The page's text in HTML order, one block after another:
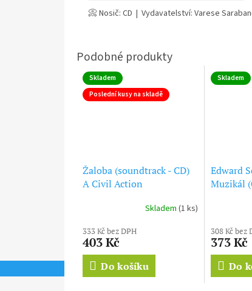
📀 Nosič: CD | Vydavatelství: Varese
Skladem
Poslední kusy na skladě
Žaloba (soundtrack - CD)
A Civil Action
Skladem (1 ks)
333 Kč bez DPH
403 Kč
Do košíku
Skladem
Edward
Muzikál
308 Kč bez
373 Kč
Do